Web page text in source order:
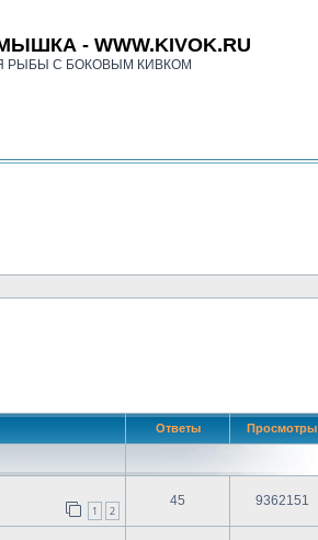
- WWW.KIVOK.RU
РЫБЫ С БОКОВЫМ КИВКОМ
Ответы Просмотры
1 2
45 9362151